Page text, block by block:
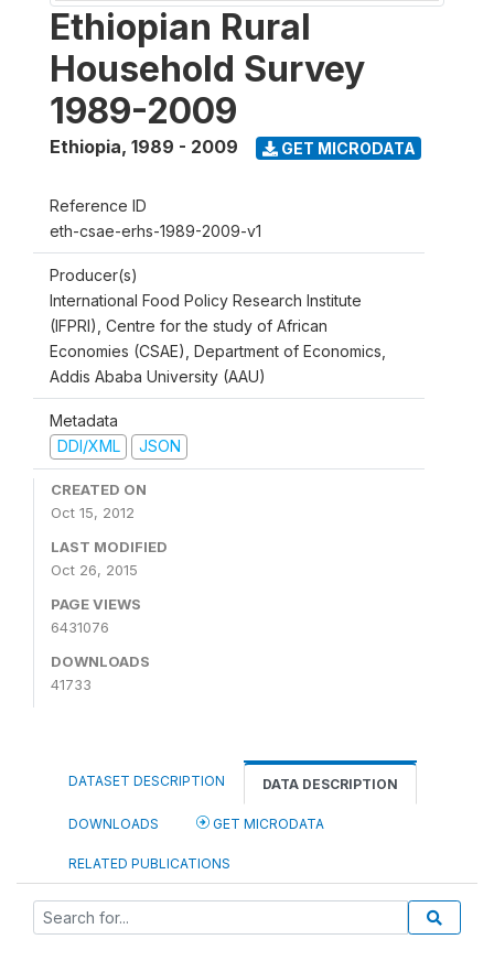
Ethiopian Rural
Household Survey
1989-2009
Ethiopia, 1989 - 2009 GET MICRODATA
Reference ID
eth-csae-erhs-1989-2009-v1
Producer(s)
International Food Policy Research Institute
(IFPRI), Centre for the study of African
Economies (CSAE), Department of Economics,
Addis Ababa University (AAU)
Metadata
DDI/XML
JSON
CREATED ON
Oct 15, 2012
LAST MODIFIED
Oct 26, 2015
PAGE VIEWS
6431076
DOWNLOADS
41733
DATASET DESCRIPTION DATA DESCRIPTION
DOWNLOADS GET MICRODATA
RELATED PUBLICATIONS